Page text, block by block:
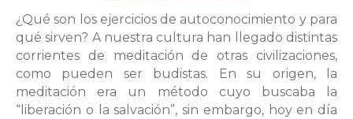
¿Qué son los ejercicios de autoconocimiento y para
qué sirven? A nuestra cultura han llegado distintas
corrientes de meditación de otras civilizaciones,
como pueden ser budistas. En su origen, la
meditación era un método cuyo buscaba la
“liberación o la salvación”, sin embargo, hoy en día